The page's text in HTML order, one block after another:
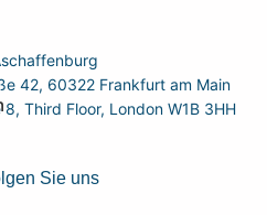
42, 60322 Frankfurt am Main
Third Floor, London W1B 3HH
Sie uns